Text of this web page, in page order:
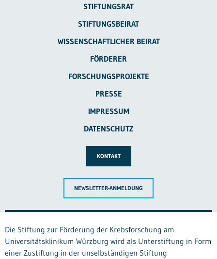
STIFTUNGSRAT
STIFTUNGSBEIRAT
WISSENSCHAFTLICHER BEIRAT
FÖRDERER
FORSCHUNGSPROJEKTE
PRESSE
IMPRESSUM
DATENSCHUTZ
KONTAKT
NEWSLETTER-ANMELDUNG
Die Stiftung zur Förderung der Krebsforschung am
Universitätsklinikum Würzburg wird als Unterstiftung in Form
einer Zustiftung in der unselbständigen Stiftung